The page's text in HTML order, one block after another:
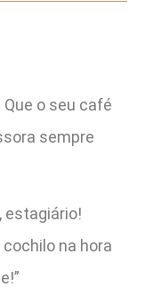
Que o seu café
sempre
estagiário!
na hora